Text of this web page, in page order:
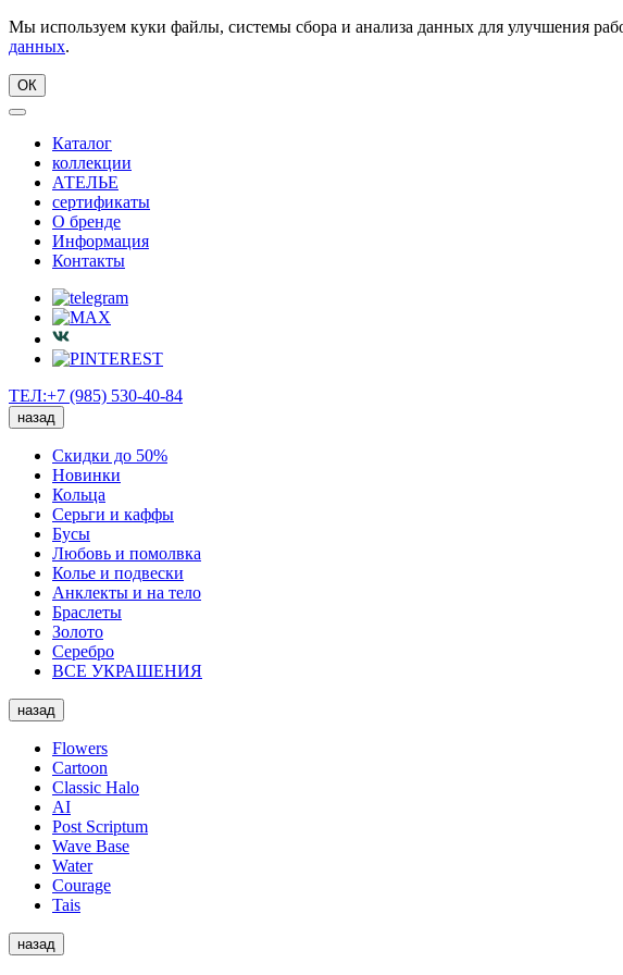
Мы используем куки файлы, системы сбора и анализа данных для улучшения
данных.
ОК
Каталог
коллекции
АТЕЛЬЕ
сертификаты
О бренде
Информация
Контакты
ТЕЛ:+7 (985) 530-40-84
назад
Скидки до 50%
Новинки
Кольца
Серьги и каффы
Бусы
Любовь и помолвка
Колье и подвески
Анклекты и на тело
Браслеты
Золото
Серебро
ВСЕ УКРАШЕНИЯ
назад
Flowers
Cartoon
Classic Halo
AI
Post Scriptum
Wave Base
Water
Courage
Tais
назад